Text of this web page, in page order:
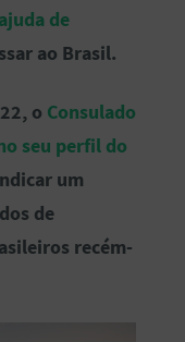
de
ao Brasil.
o Consulado
seu perfil do
um
de
recém-